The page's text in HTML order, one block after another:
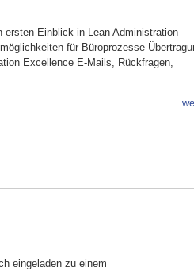
ersten Einblick in Lean Administration
für Büroprozesse
Excellence E-Mails, Rückfragen,
eingeladen zu einem